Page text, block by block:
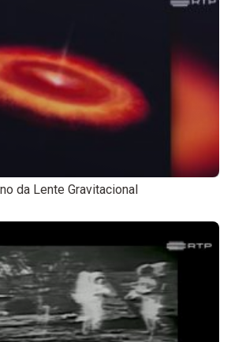
da Lente Gravitacional